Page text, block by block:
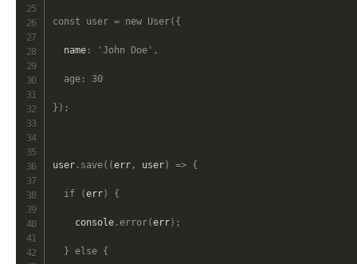
const user = new User( {
  name
: 'John Doe' ,
age: 30
} ) ;
user. save( (err, user) => {
if (err) {
    console
.error(err) ;
} else {